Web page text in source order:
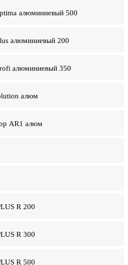
алюминиевый 500
алюминиевый 200
алюминиевый 350
алюм
AR1 алюм
R 200
R 300
R 500